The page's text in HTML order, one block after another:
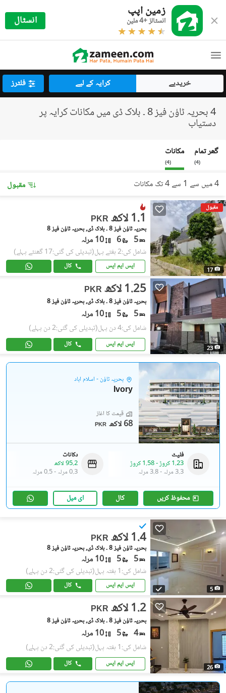
زمین اپپ
انسٹالز +4 ملین انسٹال
خریدیے کرایہ کے لیے فلٹرز
4 بحریہ ٹاؤن فیز 8 ۔ بلاک ڈی میں مکانات کرایہ پر
دستیاب
گھر تمام
(
4
)
مکانات
(
4
)
4 میں سے 1 سے 4 تک مکانات مقبول
مقبول
17
PKR 1.1 لاکھ
بحریہ ٹاؤن فیز 8 ۔ بلاک ڈی, بحریہ ٹاؤن فیز 8
5
6 10 مرلہ
شامل کی:2 ہفتے پہل (تبدیلی کی گئی:17 گھنٹے پہلے)
ایس ایم ایس کال
23
PKR 1.25 لاکھ
بحریہ ٹاؤن فیز 8 ۔ بلاک ڈی, بحریہ ٹاؤن فیز 8
5
5 10 مرلہ
شامل کی:4 دن پہل (تبدیلی کی گئی:2 دن پہلے)
ایس ایم ایس کال
بحریہ ٹاؤن - اسلام آباد
Ivory
قیمت کا آغاز
PKR 68 لاکھ
فلیٹ
1.23 کروڑ
-1.58 کروڑ
3.3 مرلہ
-3.8 مرلہ
دکانات
95.2 لاکھ
0.3 مرلہ
-0.5 مرلہ
محفوظ کریں کال ای میل
5
PKR 1.4 لاکھ
بحریہ ٹاؤن فیز 8 ۔ بلاک ڈی, بحریہ ٹاؤن فیز 8
5
5 10 مرلہ
شامل کی:1 ہفتہ پہل (تبدیلی کی گئی:2 دن پہلے)
ایس ایم ایس کال
26
PKR 1.2 لاکھ
بحریہ ٹاؤن فیز 8 ۔ بلاک ڈی, بحریہ ٹاؤن فیز 8
4
5 10 مرلہ
شامل کی:1 ہفتہ پہل (تبدیلی کی گئی:2 دن پہلے)
ایس ایم ایس کال